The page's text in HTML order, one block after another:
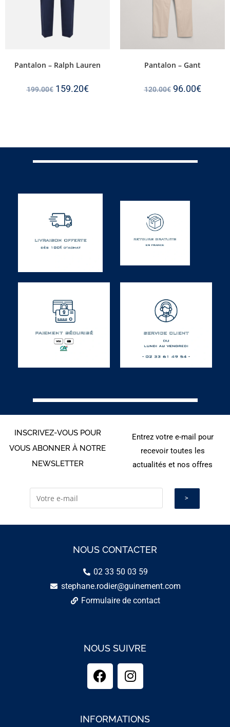
Pantalon – Ralph Lauren
199.00€ 159.20€
Pantalon – Gant
120.00€ 96.00€
INSCRIVEZ-VOUS POUR
VOUS ABONNER À NOTRE
NEWSLETTER
Entrez votre e-mail pour
recevoir toutes les
actualités et nos offres
NOUS CONTACTER
02 33 50 03 59
stephane.rodier@guinement.com
Formulaire de contact
NOUS SUIVRE
INFORMATIONS